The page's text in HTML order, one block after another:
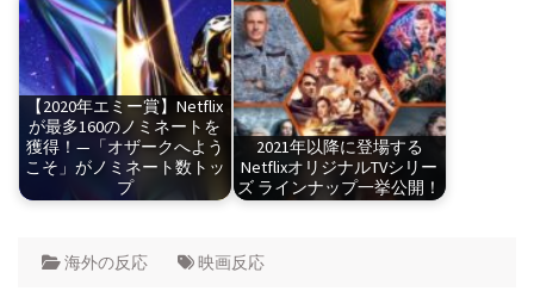
【2020年エミー賞】Netflix
が最多160のノミネートを
獲得！—「オザークへよう
こそ」がノミネート数トッ
プ
2021年以降に登場する
NetflixオリジナルTVシリー
ズ ラインナップ一挙公開！
海外の反応 映画反応